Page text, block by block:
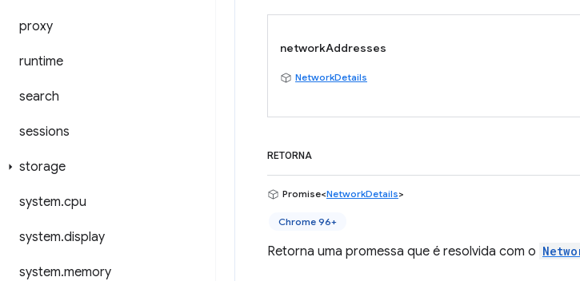
proxy
runtime
search
sessions
storage
system.cpu
system.display
system.memory
networkAddresses
NetworkDetails
RETORNA
Promise<NetworkDetails>
Chrome 96+
Retorna uma promessa que é resolvida com o